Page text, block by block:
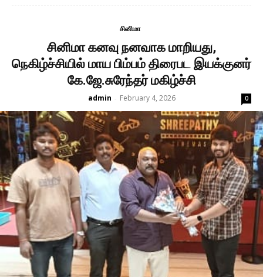
சினிமா
சினிமா கனவு நனவாக மாறியது,
நெகிழ்ச்சியில் மாய பிம்பம் திரைபட இயக்குனர்
கே.ஜே.சுரேந்தர் மகிழ்ச்சி
admin - February 4, 2026 0